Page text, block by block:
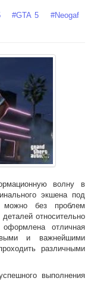
#GTA 5 #Neogaf
волну в
экшена под
без проблем
относительно
отличная
и важнейшими
различными
выполнения